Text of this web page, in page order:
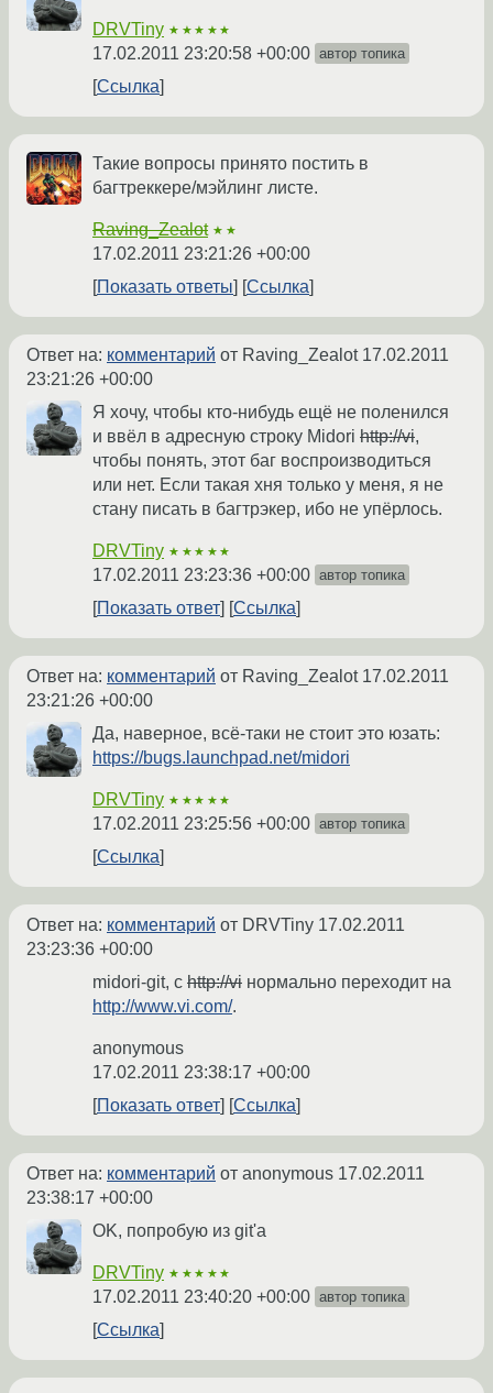
DRVTiny ★★★★★
17.02.2011 23:20:58 +00:00 автор топика
Ссылка
Такие вопросы принято постить в
багтреккере/мэйлинг листе.
Raving_Zealot ★★
17.02.2011 23:21:26 +00:00
Показать ответы
Ссылка
Ответ на: комментарий от Raving_Zealot 17.02.2011
23:21:26 +00:00
Я хочу, чтобы кто-нибудь ещё не поленился
и ввёл в адресную строку Midori http://vi,
чтобы понять, этот баг воспроизводиться
или нет. Если такая хня только у меня, я не
стану писать в багтрэкер, ибо не упёрлось.
DRVTiny ★★★★★
17.02.2011 23:23:36 +00:00 автор топика
Показать ответ Ссылка
Ответ на: комментарий от Raving_Zealot 17.02.2011
23:21:26 +00:00
Да, наверное, всё-таки не стоит это юзать:
https://bugs.launchpad.net/midori
DRVTiny ★★★★★
17.02.2011 23:25:56 +00:00 автор топика
Ссылка
Ответ на: комментарий от DRVTiny 17.02.2011
23:23:36 +00:00
midori-git, с http://vi нормально переходит на
http://www.vi.com/.
anonymous
17.02.2011 23:38:17 +00:00
Показать ответ
Ссылка
Ответ на: комментарий от anonymous 17.02.2011
23:38:17 +00:00
OK, попробую из git'а
DRVTiny ★★★★★
17.02.2011 23:40:20 +00:00 автор топика
Ссылка